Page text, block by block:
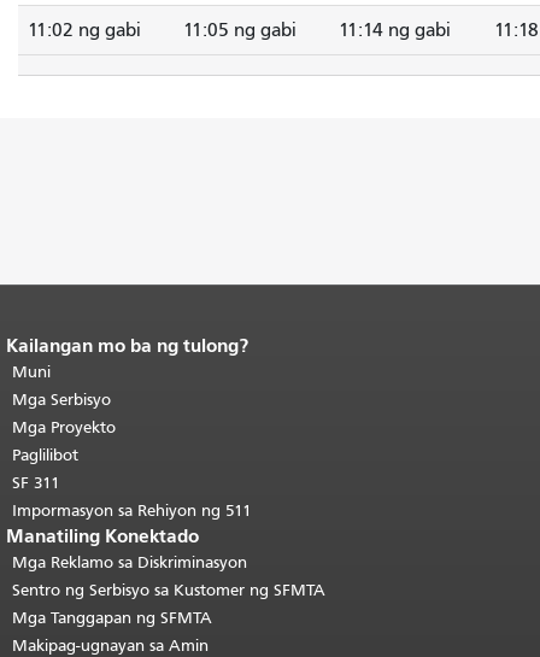
11:02 ng gabi 11:05 ng gabi 11:14 ng gabi
Katapusan ng nilalaman ng
pahina.
pahinang ito ay nauulit sa bawat
pahina.Bumalik sa tuktok ng
pangunahing nilalaman
Kailangan mo ba ng tulong?
Muni
Mga Serbisyo
Mga Proyekto
Paglilibot
SF 311
Impormasyon sa Rehiyon ng 511
Manatiling Konektado
Mga Reklamo sa Diskriminasyon
Sentro ng Serbisyo sa Kustomer ng SFMTA
Mga Tanggapan ng SFMTA
Makipag-ugnayan sa Amin